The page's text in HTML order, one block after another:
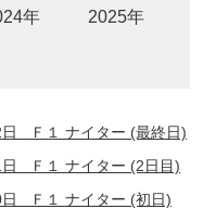
年
2025年
Ｆ１ ナイター (最終日)
Ｆ１ ナイター (2日目)
Ｆ１ ナイター (初日)